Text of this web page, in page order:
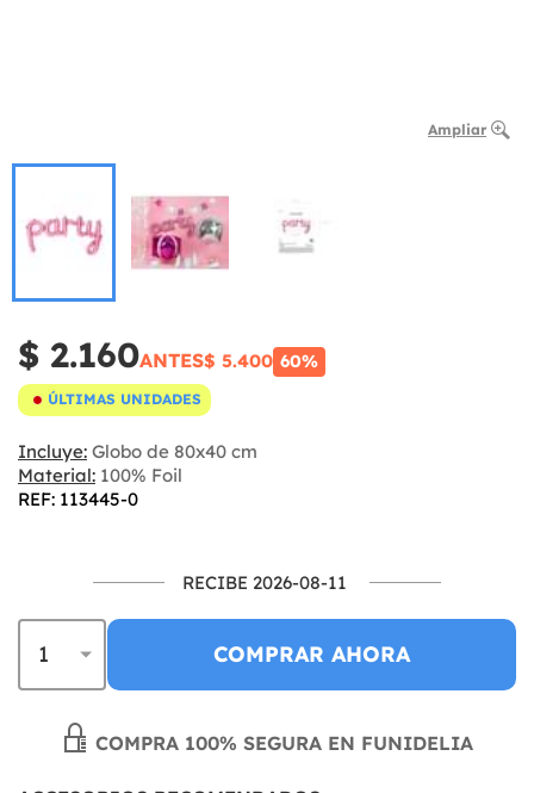
Ampliar
$ 2.160ANTES$ 5.400 60%
ÚLTIMAS UNIDADES
Incluye: Globo de 80x40 cm
Material: 100% Foil
REF: 113445-0
RECIBE 2026-08-11
COMPRAR AHORA
COMPRA 100% SEGURA EN FUNIDELIA